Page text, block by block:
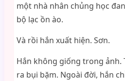
một nhà nhân chủng học
bộ lạc ồn ào.
Và rồi hắn xuất hiện. Sơn.
Hắn không giống trong ảnh.
ra bụi bặm. Ngoài đời, hắn